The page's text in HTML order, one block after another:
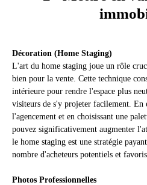
Décoration (Home Staging)
L'art du home staging joue un rôle
bien pour la vente. Cette technique
intérieure pour rendre l'espace plus
visiteurs de s'y projeter facilement. En
l'agencement et en choisissant une
pouvez significativement augmenter
le home staging est une stratégie
nombre d'acheteurs potentiels et
Photos Professionnelles